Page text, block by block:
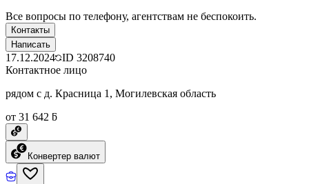
Все вопросы по телефону, агентствам не беспокоить.
Контакты
Написать
17.12.2024 ID 3208740
Контактное лицо
рядом с д. Красница 1, Могилевская область
от 31 642 ƃ
Конвертер валют